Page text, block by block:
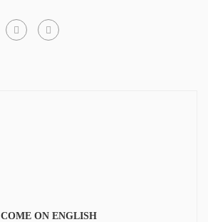
COME ON ENGLISH